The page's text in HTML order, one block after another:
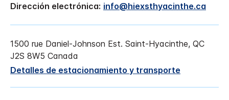
Dirección electrónica: info@hiexsthyacinthe.ca
1500 rue Daniel-Johnson Est. Saint-Hyacinthe, QC
J2S 8W5 Canada
Detalles de estacionamiento y transporte